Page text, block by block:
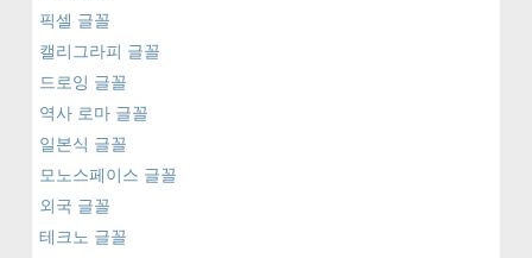
픽셀 글꼴
캘리그라피 글꼴
드로잉 글꼴
역사 로마 글꼴
일본식 글꼴
모노스페이스 글꼴
외국 글꼴
테크노 글꼴